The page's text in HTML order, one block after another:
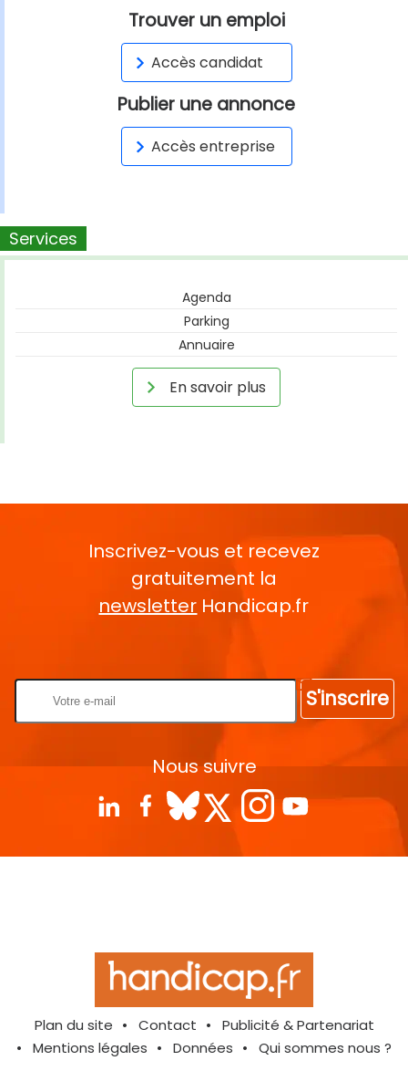
Trouver un emploi
Accès candidat
Publier une annonce
Accès entreprise
Services
Agenda
Parking
Annuaire
En savoir plus
Inscrivez-vous et recevez
gratuitement la
newsletter Handicap.fr
S'inscrire
Nous suivre
Plan du site Contact
Publicité & Partenariat
Mentions légales
Données Qui sommes nous ?